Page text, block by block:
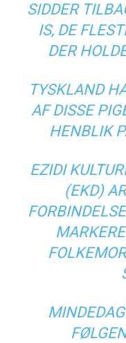
SIDDER
IS, DE
DER
TYSKLAND
AF DISSE
HENBLIK
EZIDI
(EKD)